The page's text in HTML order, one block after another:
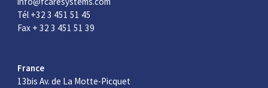
Tél +32 3 451 51 45
Fax + 32 3 451 51 39
France
13bis Av. de La Motte-Picquet